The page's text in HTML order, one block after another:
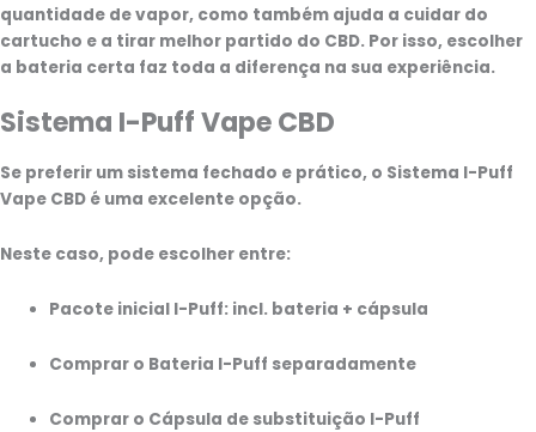
quantidade de vapor, como também ajuda a cuidar do
cartucho e a tirar melhor partido do CBD. Por isso, escolher
a bateria certa faz toda a diferença na sua experiência.
Sistema I-Puff Vape CBD
Se preferir um sistema fechado e prático, o Sistema I-Puff
Vape CBD é uma excelente opção.
Neste caso, pode escolher entre:
Pacote inicial I-Puff: incl. bateria + cápsula
Comprar o Bateria I-Puff separadamente
Comprar o Cápsula de substituição I-Puff